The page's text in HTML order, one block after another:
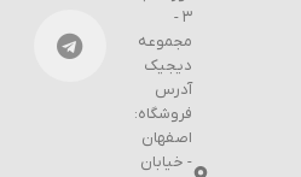
۳ -
مجموعه
دیجیک
آدرس
فروشگاه:
اصفهان
- خیابان